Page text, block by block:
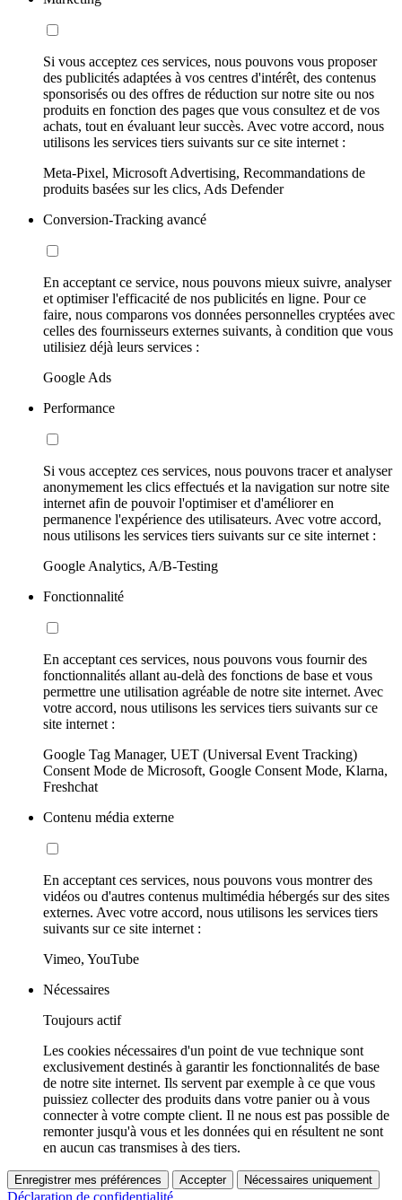
Si vous acceptez ces services, nous pouvons vous proposer
des publicités adaptées à vos centres d'intérêt, des contenus
sponsorisés ou des offres de réduction sur notre site ou nos
produits en fonction des pages que vous consultez et de vos
achats, tout en évaluant leur succès. Avec votre accord, nous
utilisons les services tiers suivants sur ce site internet :
Meta-Pixel, Microsoft Advertising, Recommandations de
produits basées sur les clics, Ads Defender
Conversion-Tracking avancé
En acceptant ce service, nous pouvons mieux suivre, analyser
et optimiser l'efficacité de nos publicités en ligne. Pour ce
faire, nous comparons vos données personnelles cryptées avec
celles des fournisseurs externes suivants, à condition que vous
utilisiez déjà leurs services :
Google Ads
Performance
Si vous acceptez ces services, nous pouvons tracer et analyser
anonymement les clics effectués et la navigation sur notre site
internet afin de pouvoir l'optimiser et d'améliorer en
permanence l'expérience des utilisateurs. Avec votre accord,
nous utilisons les services tiers suivants sur ce site internet :
Google Analytics, A/B-Testing
Fonctionnalité
En acceptant ces services, nous pouvons vous fournir des
fonctionnalités allant au-delà des fonctions de base et vous
permettre une utilisation agréable de notre site internet. Avec
votre accord, nous utilisons les services tiers suivants sur ce
site internet :
Google Tag Manager, UET (Universal Event Tracking)
Consent Mode de Microsoft, Google Consent Mode, Klarna,
Freshchat
Contenu média externe
En acceptant ces services, nous pouvons vous montrer des
vidéos ou d'autres contenus multimédia hébergés sur des sites
externes. Avec votre accord, nous utilisons les services tiers
suivants sur ce site internet :
Vimeo, YouTube
Nécessaires
Toujours actif
Les cookies nécessaires d'un point de vue technique sont
exclusivement destinés à garantir les fonctionnalités de base
de notre site internet. Ils servent par exemple à ce que vous
puissiez collecter des produits dans votre panier ou à vous
connecter à votre compte client. Il ne nous est pas possible de
remonter jusqu'à vous et les données qui en résultent ne sont
en aucun cas transmises à des tiers.
Enregistrer mes préférences Accepter Nécessaires uniquement
Déclaration de confidentialité